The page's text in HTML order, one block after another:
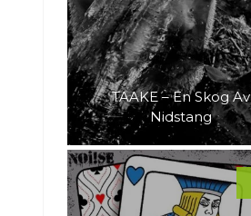
TAAKE – En Skog Av
Nidstang